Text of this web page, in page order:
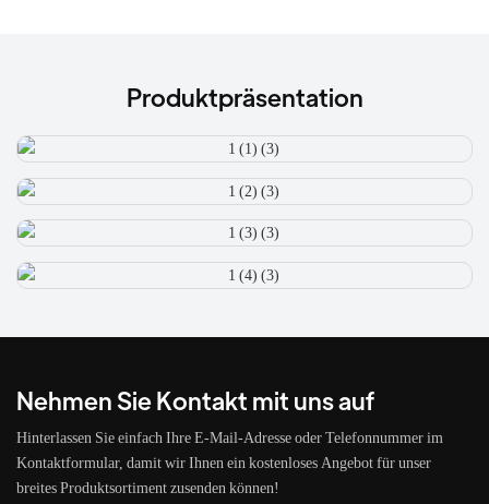
Produktpräsentation
Nehmen Sie Kontakt mit uns auf
Hinterlassen Sie einfach Ihre E-Mail-Adresse oder Telefonnummer im
Kontaktformular, damit wir Ihnen ein kostenloses Angebot für unser
breites Produktsortiment zusenden können!